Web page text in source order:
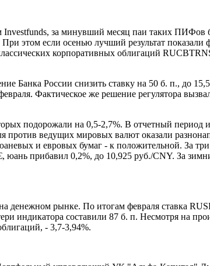
за минувший месяц паи таких ПИФов
этом если осенью лучший результат
корпоративных облигаций
Банка России снизить ставку на 50 б. п., до
Фактическое же решение регулятора
подорожали на 0,5-2,7%. В отчетный
ведущих мировых валют оказали
и евровых бумаг - к положительной. За
юань прибавил 0,2%, до 10,925 руб./CNY. За
денежном рынке. По итогам февраля ставка
индикатора составили 87 б. п. Несмотря на
- 3,7-3,94%.